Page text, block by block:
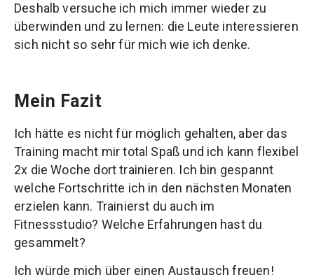
Deshalb versuche ich mich immer wieder zu
überwinden und zu lernen: die Leute interessieren
sich nicht so sehr für mich wie ich denke.
Mein Fazit
Ich hätte es nicht für möglich gehalten, aber das
Training macht mir total Spaß und ich kann flexibel
2x die Woche dort trainieren. Ich bin gespannt
welche Fortschritte ich in den nächsten Monaten
erzielen kann. Trainierst du auch im
Fitnessstudio? Welche Erfahrungen hast du
gesammelt?
Ich würde mich über einen Austausch freuen!